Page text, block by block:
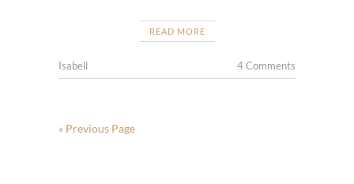
READ MORE
Isabell 4 Comments
« Previous Page